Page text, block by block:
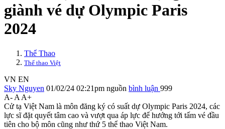
giành vé dự Olympic Paris
2024
Thể Thao
Thể thao Việt
VN EN
Sky Nguyen 01/02/24 02:21pm nguồn bình luận 999
A- A A+
Cử tạ Việt Nam là môn đăng ký có suất dự Olympic Paris 2024, các
lực sĩ đặt quyết tâm cao và vượt qua áp lực để hướng tới tấm vé đầu
tiên cho bộ môn cũng như thứ 5 thể thao Việt Nam.